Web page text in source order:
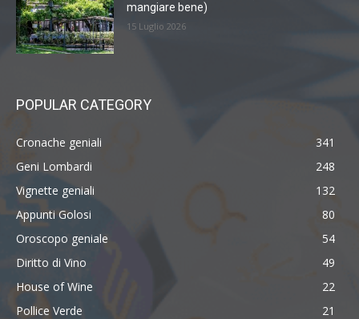
mangiare bene)
15 Luglio 2026
POPULAR CATEGORY
Cronache geniali
341
Geni Lombardi
248
Vignette geniali
132
Appunti Golosi
80
Oroscopo geniale
54
Diritto di Vino
49
House of Wine
22
Pollice Verde
21